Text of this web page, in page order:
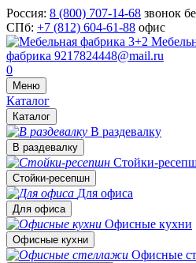
Россия: 8 (800) 707-14-68 звонок
СПб: +7 (812) 604-61-88 офис
фабрика 9217824448@mail.ru
0
Меню
Каталог
Каталог
В раздевалку
В раздевалку
Стойки-
Стойки-ресепшн
Для офиса
Для офиса
Офисные кухни
Офисные кухни
Офисные